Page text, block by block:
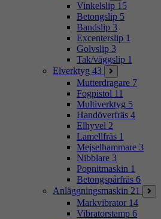
Vinkelslip 15
Betongslip 5
Bandslip 3
Excenterslip 1
Golvslip 3
Tak/väggslip 1
Elverktyg 43
Mutterdragare 7
Fogpistol 11
Multiverktyg 5
Handöverfräs 4
Elhyvel 2
Lamellfräs 1
Mejselhammare 3
Nibblare 3
Popnitmaskin 1
Betongspårfräs 6
Anläggningsmaskin 21
Markvibrator 14
Vibratorstamp 6